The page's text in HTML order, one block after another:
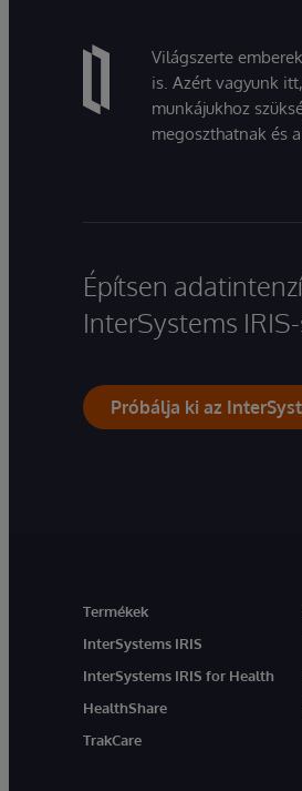
Világszerte
is. Azért vagyunk
munkájukhoz
megoszthatnak és
Építsen
InterSystems
Próbálja ki az
Termékek
InterSystems IRIS
InterSystems IRIS for Health
HealthShare
TrakCare